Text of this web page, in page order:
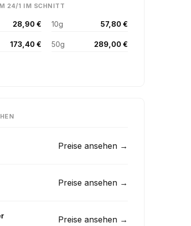
24/1 IM SCHNITT
28,90 € 10g 57,80 €
173,40 € 50g 289,00 €
Preise ansehen →
Preise ansehen →
Preise ansehen →